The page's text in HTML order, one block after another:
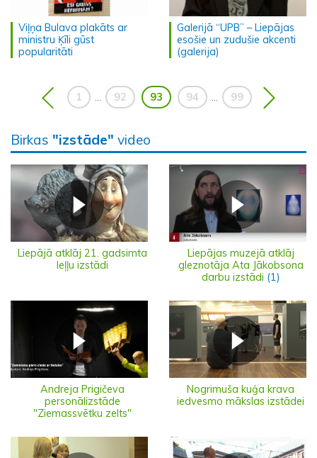
Viļņa Bulava plakāts ar
ministru Ķīli gūst
popularitāti
Galerijā “UPB” – Liepājas
esošie un zudušie akcenti
(galerija)
1 92 93 94 99
Birkas "izstāde" video
Liepājā atklāj 21. gadsimta
leļļu izstādi
Liepājas muzejā atklāj
gleznotāja Ata Jākobsona
darbu izstādi (1)
Andreja Prigičeva
personālizstāde
"Ziemassvētku zelts"
Nogrimuša kuģa krava
iedvesmo mākslas izstādei